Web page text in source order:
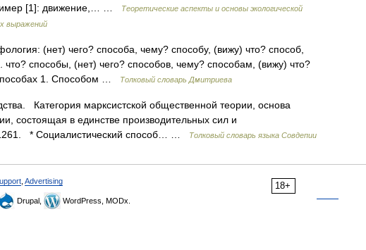
[1]: движение,… …
Теоретические аспекты и основы экологической
выражений
(нет) чего? способа, чему? способу, (вижу) что? способ,
способы, (нет) чего? способов, чему? способам, (вижу) что?
1. Способом …
Толковый словарь Дмитриева
Категория марксистской общественной теории, основа
состоящая в единстве производительных сил и
* Социалистический способ… …
Толковый словарь языка Совдепии
18+
Advertising
Drupal, WordPress, MODx.